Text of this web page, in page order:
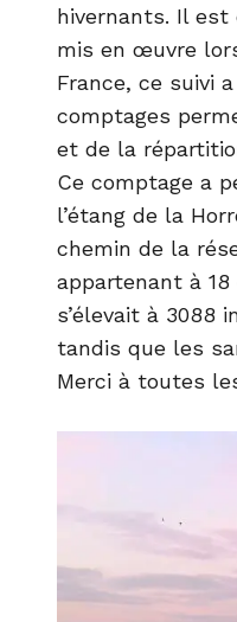
hivernants. Il est
mis en œuvre
France, ce suivi
comptages
et de la
Ce comptage a
l’étang de la
chemin de la
appartenant à
s’élevait à 3088
tandis que les
Merci à toutes